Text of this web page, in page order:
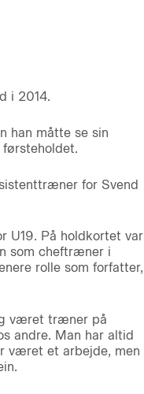
i 2014.
han måtte se sin
for Svend
U19. På holdkortet var
som cheftræner i
rolle som forfatter,
været træner på
andre. Man har altid
været et arbejde, men